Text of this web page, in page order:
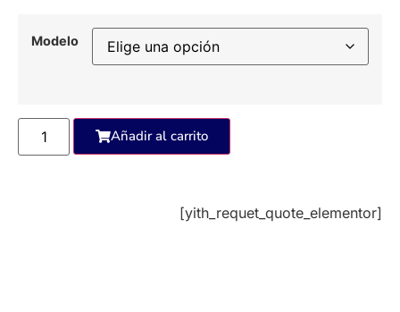
Modelo
Añadir al carrito
[yith_requet_quote_elementor]